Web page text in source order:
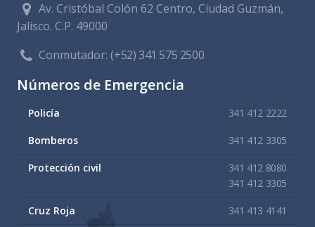
Av. Cristóbal Colón 62 Centro, Ciudad Guzmán,
Jalisco. C.P. 49000
Conmutador:(+52) 341 575 2500
Números de Emergencia
Policía 341 412 2222
Bomberos 341 412 3305
Protección civil
341 412 8080
341 412 3305
Cruz Roja 341 413 4141